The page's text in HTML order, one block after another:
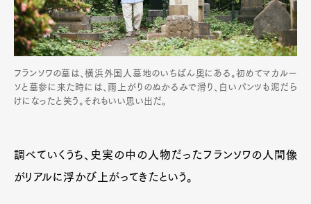
フランソワの墓は、横浜外国人墓地のいちばん奥にある。初めてマカルー
ソと墓参に来た時には、雨上がりのぬかるみで滑り、白いパンツも泥だら
けになったと笑う。それもいい思い出だ。
調べていくうち、史実の中の人物だったフランソワの人間像
がリアルに浮かび上がってきたという。